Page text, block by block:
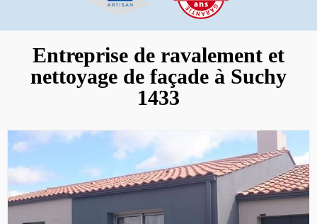
Entreprise de ravalement et
nettoyage de façade à Suchy
1433